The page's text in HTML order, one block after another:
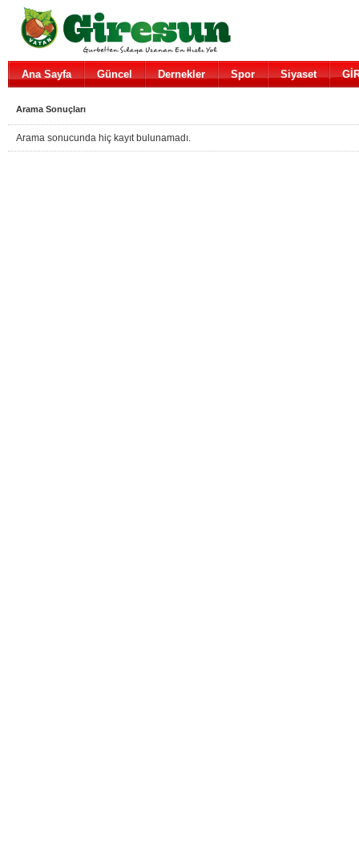
Ana Sayfa Güncel Dernekler Spor Siyaset
Arama Sonuçları
Arama sonucunda hiç kayıt bulunamadı.